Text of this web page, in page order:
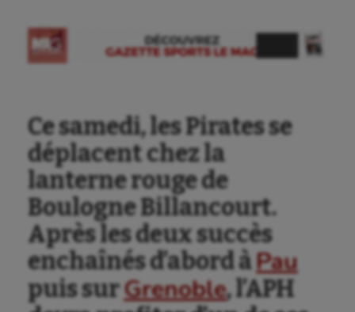
Ce samedi, les Pirates se
déplacent chez la
lanterne rouge de
Boulogne Billancourt.
Après les deux succès
enchaînés d’abord àPau
puis surGrenoble, l’APH